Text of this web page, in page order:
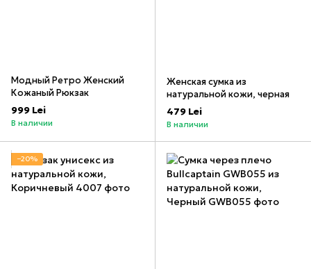
Модный Ретро Женский
Кожаный Рюкзак
999 Lei
В наличии
Женская сумка из
натуральной кожи, черная
479 Lei
В наличии
−20%